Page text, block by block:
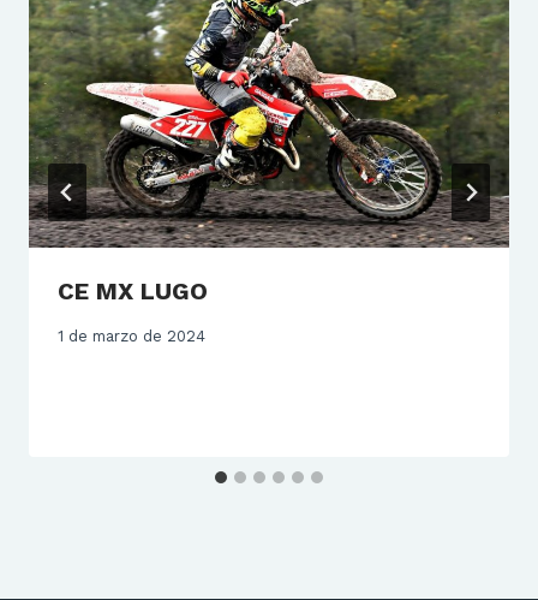
CE MX LUGO
1 de marzo de 2024